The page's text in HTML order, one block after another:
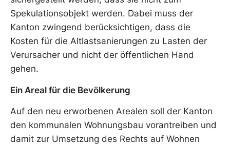
Spekulationsobjekt werden. Dabei muss der
Kanton zwingend berücksichtigen, dass die
Kosten für die Altlastsanierungen zu Lasten der
Verursacher und nicht der öffentlichen Hand
gehen.
Ein Areal für die Bevölkerung
Auf den neu erworbenen Arealen soll der Kanton
den kommunalen Wohnungsbau vorantreiben und
damit zur Umsetzung des Rechts auf Wohnen